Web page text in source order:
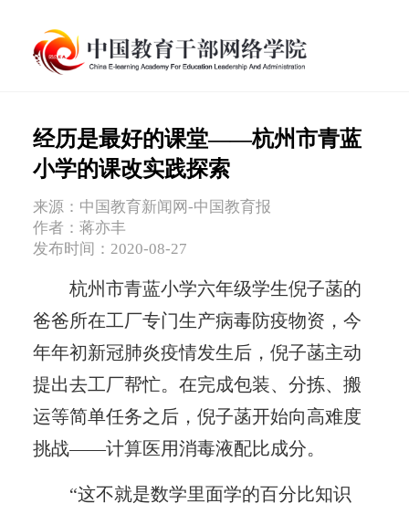
经历是最好的课堂——杭州市青蓝
小学的课改实践探索
来源：中国教育新闻网-中国教育报
作者：蒋亦丰
发布时间：2020-08-27
杭州市青蓝小学六年级学生倪子菡的
爸爸所在工厂专门生产病毒防疫物资，今
年年初新冠肺炎疫情发生后，倪子菡主动
提出去工厂帮忙。在完成包装、分拣、搬
运等简单任务之后，倪子菡开始向高难度
挑战——计算医用消毒液配比成分。
“这不就是数学里面学的百分比知识